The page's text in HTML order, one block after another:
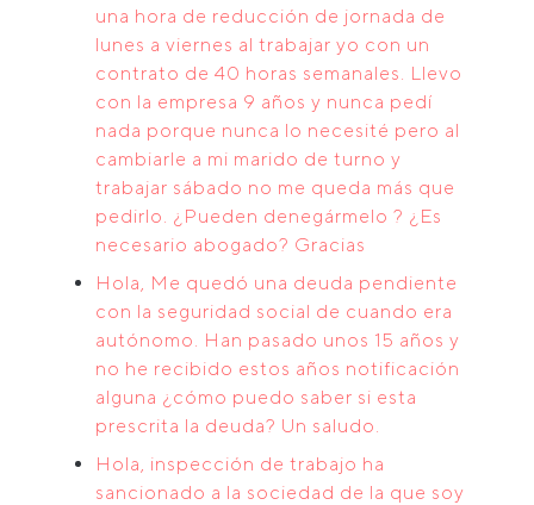
una hora de reducción de jornada de
lunes a viernes al trabajar yo con un
contrato de 40 horas semanales. Llevo
con la empresa 9 años y nunca pedí
nada porque nunca lo necesité pero al
cambiarle a mi marido de turno y
trabajar sábado no me queda más que
pedirlo. ¿Pueden denegármelo ? ¿Es
necesario abogado? Gracias
Hola, Me quedó una deuda pendiente
con la seguridad social de cuando era
autónomo. Han pasado unos 15 años y
no he recibido estos años notificación
alguna ¿cómo puedo saber si esta
prescrita la deuda? Un saludo.
Hola, inspección de trabajo ha
sancionado a la sociedad de la que soy